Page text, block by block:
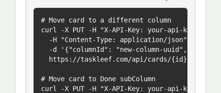
# Move card to a different column
curl -X PUT -H "X-API-Key: your-api-key" \
  -H "Content-Type: application/json" \
-d '{"columnId": "new-column-uuid",
  https://taskleef.com/api/cards/{id}
# Move card to Done subColumn
curl -X PUT -H "X-API-Key: your-api-key" \